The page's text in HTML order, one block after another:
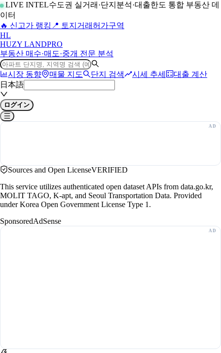
LIVE INTEL수도권 실거래·단지분석·대출한도 통합 부동산 데
이터
🔥 신고가 랭킹 📍 토지거래허가구역
HL
HUZY LANDPRO
부동산 매수·매도·중개 전문 분석
시장 동향 매물 지도 단지 검색 시세 추세
대출 계산
日本語
ログイン
Sources and Open LicenseVERIFIED
This service utilizes authenticated open dataset APIs from data.go.kr,
MOLIT TAGO, K-apt, and Seoul Transportation Data. Provided
under Korea Open Government License Type 1.
SponsoredAdSense